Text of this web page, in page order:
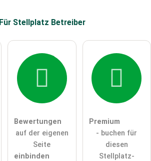
Für Stellplatz Betreiber
Bewertungen
auf der eigenen
Seite
einbinden
Premium
- buchen für
diesen
Stellplatz-